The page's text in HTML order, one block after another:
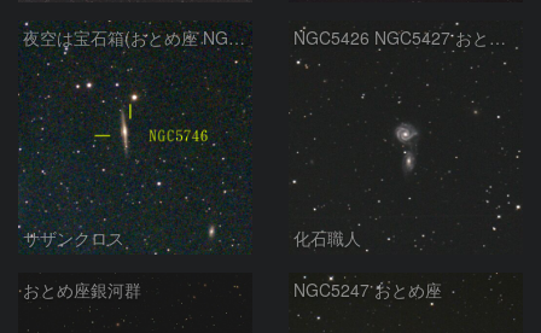
夜空は宝石箱(おとめ座 NGC5746) Seestar50
サザンクロス
NGC5426 NGC5427 おとめ座
化石職人
おとめ座銀河群 NGC5247 おとめ座